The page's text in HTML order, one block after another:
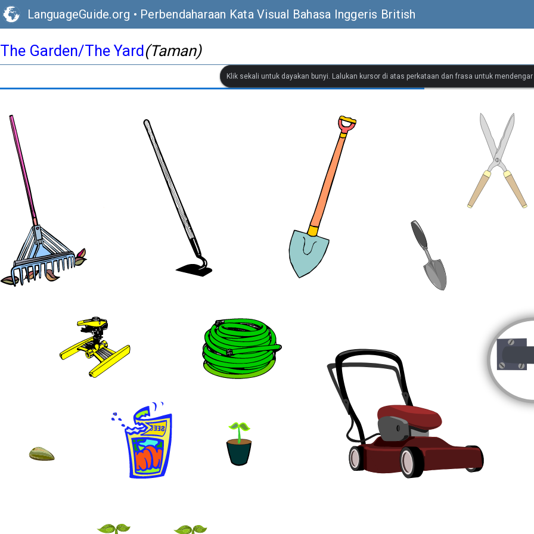
LanguageGuide.org • Perbendaharaan Kata Visual Bahasa Inggeris British
The Garden/The Yard(Taman)
Klik sekali untuk dayakan bunyi. Lalukan kursor di atas perkataan dan frasa untuk